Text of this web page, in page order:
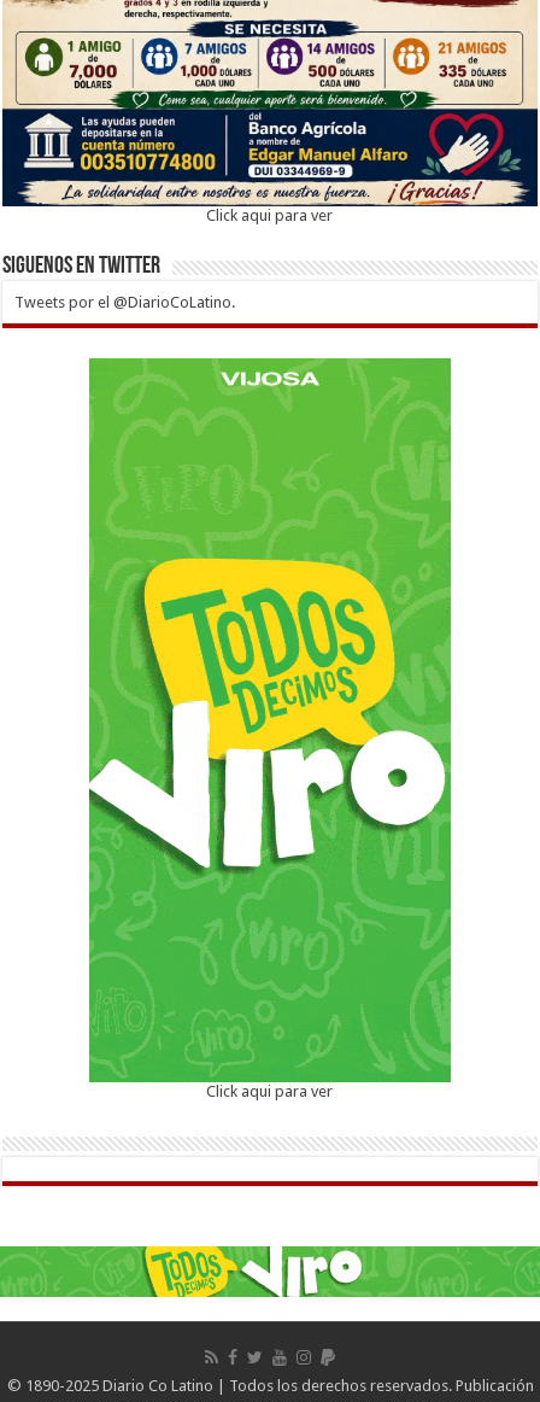
Click aqui para ver
Siguenos en twitter
Tweets por el @DiarioCoLatino.
Click aqui para ver
© 1890-2025 Diario Co Latino | Todos los derechos reservados. Publicación